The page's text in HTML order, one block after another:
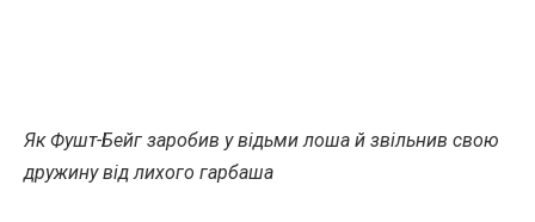
Як Фушт-Бейг заробив у відьми лоша й звільнив свою
дружину від лихого гарбаша